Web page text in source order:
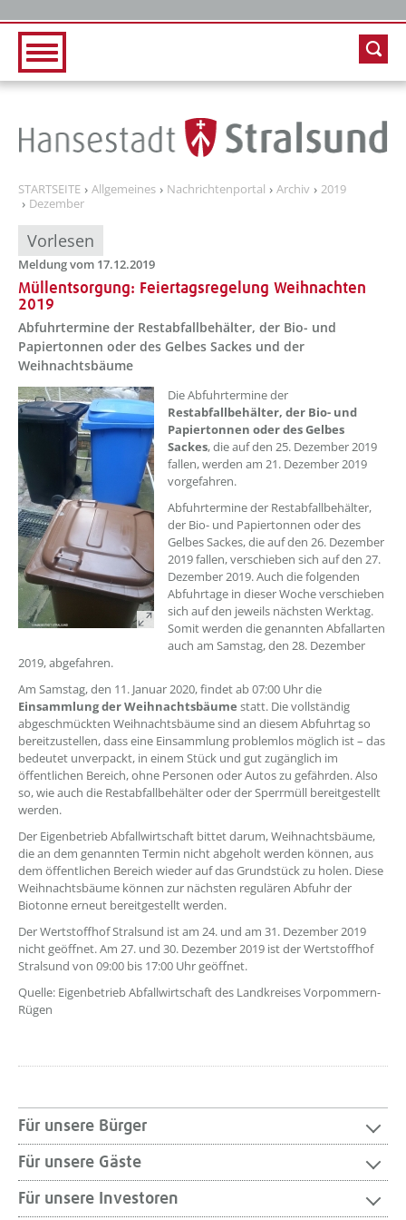
STARTSEITE Allgemeines Nachrichtenportal Archiv
2019
Dezember
Vorlesen
Meldung vom 17.12.2019
Müllentsorgung: Feiertagsregelung Weihnachten
2019
Abfuhrtermine der Restabfallbehälter, der Bio- und
Papiertonnen oder des Gelbes Sackes und der
Weihnachtsbäume
Die Abfuhrtermine der
Restabfallbehälter, der Bio- und
Papiertonnen oder des Gelbes
Sackes, die auf den 25. Dezember 2019
fallen, werden am 21. Dezember 2019
vorgefahren.
Abfuhrtermine der Restabfallbehälter,
der Bio- und Papiertonnen oder des
Gelbes Sackes, die auf den 26. Dezember
2019 fallen, verschieben sich auf den 27.
Dezember 2019. Auch die folgenden
Abfuhrtage in dieser Woche verschieben
sich auf den jeweils nächsten Werktag.
Somit werden die genannten Abfallarten
auch am Samstag, den 28. Dezember
2019, abgefahren.
Am Samstag, den 11. Januar 2020, findet ab 07:00 Uhr die
Einsammlung der Weihnachtsbäume statt. Die vollständig
abgeschmückten Weihnachtsbäume sind an diesem Abfuhrtag so
bereitzustellen, dass eine Einsammlung problemlos möglich ist – das
bedeutet unverpackt, in einem Stück und gut zugänglich im
öffentlichen Bereich, ohne Personen oder Autos zu gefährden. Also
so, wie auch die Restabfallbehälter oder der Sperrmüll bereitgestellt
werden.
Der Eigenbetrieb Abfallwirtschaft bittet darum, Weihnachtsbäume,
die an dem genannten Termin nicht abgeholt werden können, aus
dem öffentlichen Bereich wieder auf das Grundstück zu holen. Diese
Weihnachtsbäume können zur nächsten regulären Abfuhr der
Biotonne erneut bereitgestellt werden.
Der Wertstoffhof Stralsund ist am 24. und am 31. Dezember 2019
nicht geöffnet. Am 27. und 30. Dezember 2019 ist der Wertstoffhof
Stralsund von 09:00 bis 17:00 Uhr geöffnet.
Quelle: Eigenbetrieb Abfallwirtschaft des Landkreises Vorpommern-
Rügen
Für unsere Bürger
Für unsere Gäste
Für unsere Investoren